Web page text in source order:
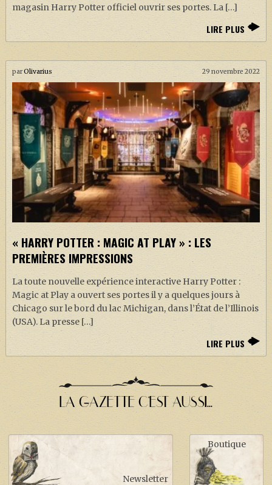
magasin Harry Potter officiel ouvrir ses portes. La […]
LIRE PLUS
parOlivarius 29 novembre 2022
« HARRY POTTER : MAGIC AT PLAY » : LES
PREMIÈRES IMPRESSIONS
La toute nouvelle expérience interactive Harry Potter :
Magic at Play a ouvert ses portes il y a quelques jours à
Chicago sur le bord du lac Michigan, dans l’État de l’Illinois
(USA). La presse […]
LIRE PLUS
LA GAZETTE C'EST AUSSI...
Newsletter
Boutique